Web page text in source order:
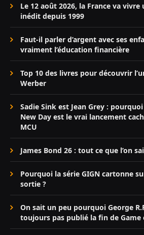
Le 12 août 2026, la France va
inédit depuis 1999
Faut-il parler d’argent avec ses
vraiment l’éducation financière
Top 10 des livres pour découvrir
Werber
Sadie Sink est Jean Grey :
New Day est le vrai lancement
MCU
James Bond 26 : tout ce que l’on
Pourquoi la série GIGN cartonne
sortie ?
On sait un peu pourquoi George
toujours pas publié la fin de Game